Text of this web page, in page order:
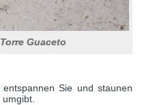
Guaceto
Sie und staunen